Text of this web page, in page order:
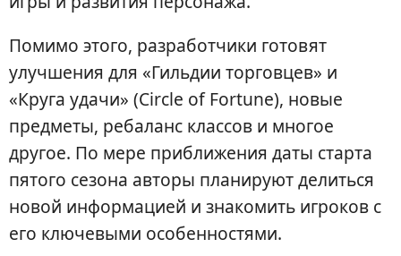
Помимо этого, разработчики готовят
улучшения для «Гильдии торговцев» и
«Круга удачи» (Circle of Fortune), новые
предметы, ребаланс классов и многое
другое. По мере приближения даты старта
пятого сезона авторы планируют делиться
новой информацией и знакомить игроков с
его ключевыми особенностями.